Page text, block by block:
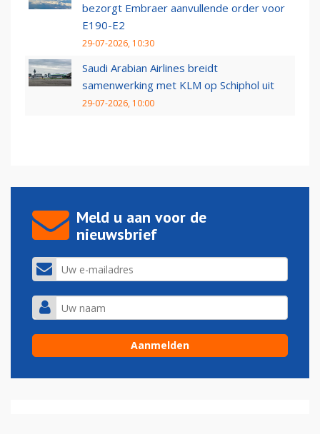
bezorgt Embraer aanvullende order voor
E190-E2
29-07-2026, 10:30
Saudi Arabian Airlines breidt
samenwerking met KLM op Schiphol uit
29-07-2026, 10:00
Meld u aan voor de
nieuwsbrief